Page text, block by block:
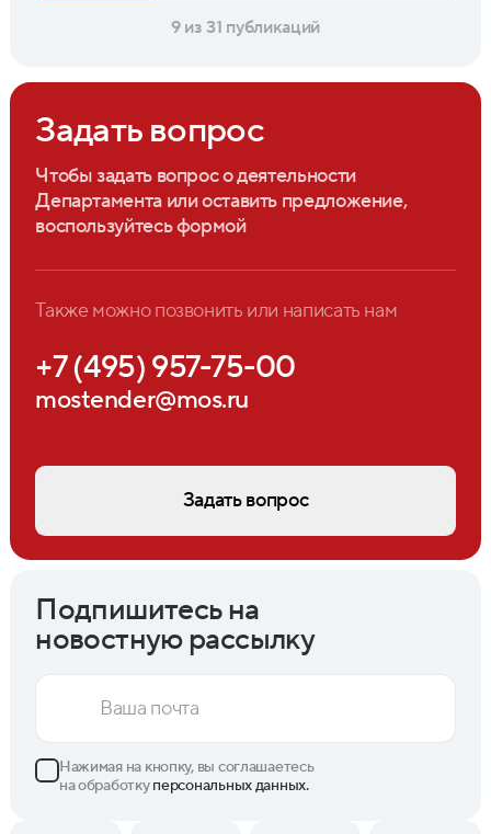
9 из 31 публикаций
Задать вопрос
Чтобы задать вопрос о деятельности
Департамента или оставить предложение,
воспользуйтесь формой
Также можно позвонить или написать нам
+7 (495) 957-75-00
mostender@mos.ru
Задать вопрос
Подпишитесь на
новостную рассылку
Нажимая на кнопку, вы соглашаетесь
на обработкуперсональных данных.